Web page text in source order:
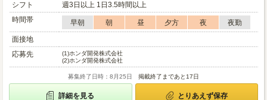
シフト
週3日以上 1日3.5時間以上
時間帯
早朝 朝 昼 夕方 夜
夜勤
面接地
応募先
(1)ホンダ開発株式会社
(2)ホンダ開発株式会社
募集終了日時：8月25日 掲載終了まであと17日
詳細を見る とりあえず保存